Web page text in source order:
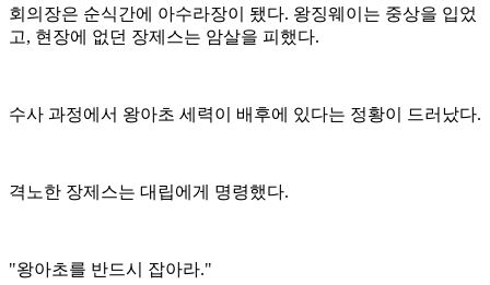
회의장은 순식간에 아수라장이 됐다. 왕징웨이는 중상을 입었
고, 현장에 없던 장제스는 암살을 피했다.
수사 과정에서 왕아초 세력이 배후에 있다는 정황이 드러났다.
격노한 장제스는 대립에게 명령했다.
"왕아초를 반드시 잡아라."